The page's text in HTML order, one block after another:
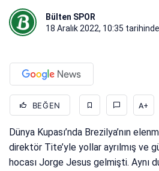
Bülten SPOR
18 Aralık 2022, 10:35 tarihinde
BEĞEN A+
Dünya Kupası’nda Brezilya’nın
direktör Tite’yle yollar ayrılmış ve
hocası Jorge Jesus gelmişti. Aynı